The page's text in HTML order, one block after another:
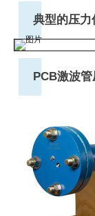
典型的压力
PCB激波